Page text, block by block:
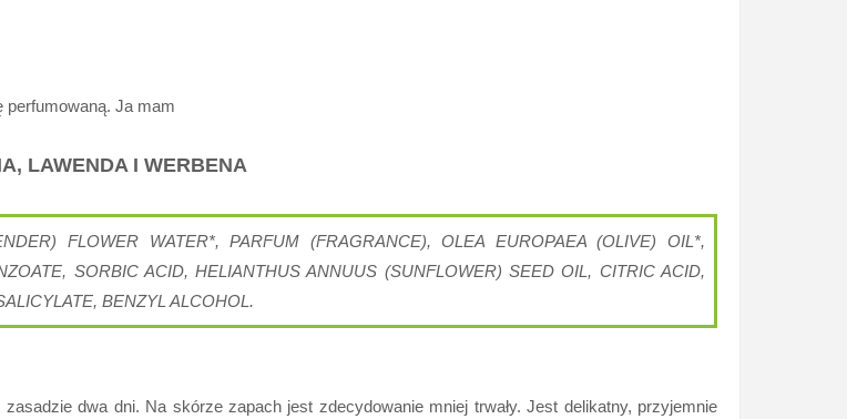
perfumowaną. Ja mam
LAWENDA I WERBENA
FLOWER WATER*, PARFUM (FRAGRANCE), OLEA EUROPAEA (OLIVE) OIL*,
SORBIC ACID, HELIANTHUS ANNUUS (SUNFLOWER) SEED OIL, CITRIC ACID,
BENZYL ALCOHOL.
dwa dni. Na skórze zapach jest zdecydowanie mniej trwały. Jest delikatny, przyjemnie